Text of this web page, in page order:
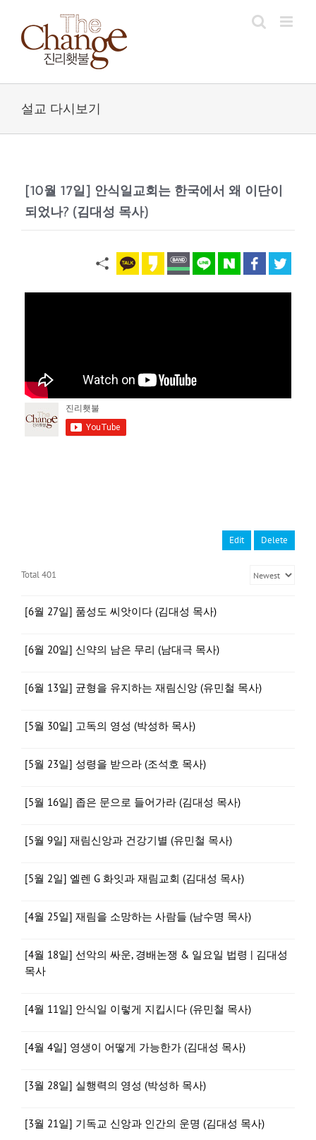
content
설교 다시보기
[10월 17일] 안식일교회는 한국에서 왜 이단이
되었나? (김대성 목사)
Edit Delete
Total 401
[6월 27일] 품성도 씨앗이다 (김대성 목사)
[6월 20일] 신약의 남은 무리 (남대극 목사)
[6월 13일] 균형을 유지하는 재림신앙 (유민철 목사)
[5월 30일] 고독의 영성 (박성하 목사)
[5월 23일] 성령을 받으라 (조석호 목사)
[5월 16일] 좁은 문으로 들어가라 (김대성 목사)
[5월 9일] 재림신앙과 건강기별 (유민철 목사)
[5월 2일] 엘렌 G 화잇과 재림교회 (김대성 목사)
[4월 25일] 재림을 소망하는 사람들 (남수명 목사)
[4월 18일] 선악의 싸운, 경배논쟁 & 일요일 법령 | 김대성
목사
[4월 11일] 안식일 이렇게 지킵시다 (유민철 목사)
[4월 4일] 영생이 어떻게 가능한가 (김대성 목사)
[3월 28일] 실행력의 영성 (박성하 목사)
[3월 21일] 기독교 신앙과 인간의 운명 (김대성 목사)